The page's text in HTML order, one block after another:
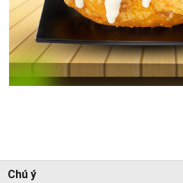
Chú ý